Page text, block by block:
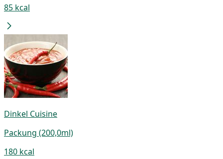
85 kcal
Dinkel Cuisine
Packung (200,0ml)
180 kcal